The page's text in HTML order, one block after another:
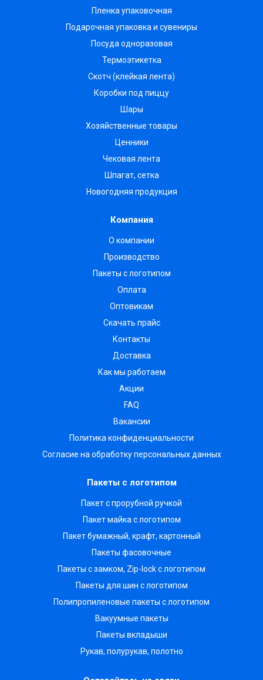
Пленка упаковочная
Подарочная упаковка и сувениры
Посуда одноразовая
Термоэтикетка
Скотч (клейкая лента)
Коробки под пиццу
Шары
Хозяйственные товары
Ценники
Чековая лента
Шпагат, сетка
Новогодняя продукция
Компания
О компании
Производство
Пакеты с логотипом
Оплата
Оптовикам
Скачать прайс
Контакты
Доставка
Как мы работаем
Акции
FAQ
Вакансии
Политика конфиденциальности
Согласие на обработку персональных данных
Пакеты с логотипом
Пакет с прорубной ручкой
Пакет майка с логотипом
Пакет бумажный, крафт, картонный
Пакеты фасовочные
Пакеты с замком, Zip-lock с логотипом
Пакеты для шин с логотипом
Полипропиленовые пакеты с логотипом
Вакуумные пакеты
Пакеты вкладыши
Рукав, полурукав, полотно